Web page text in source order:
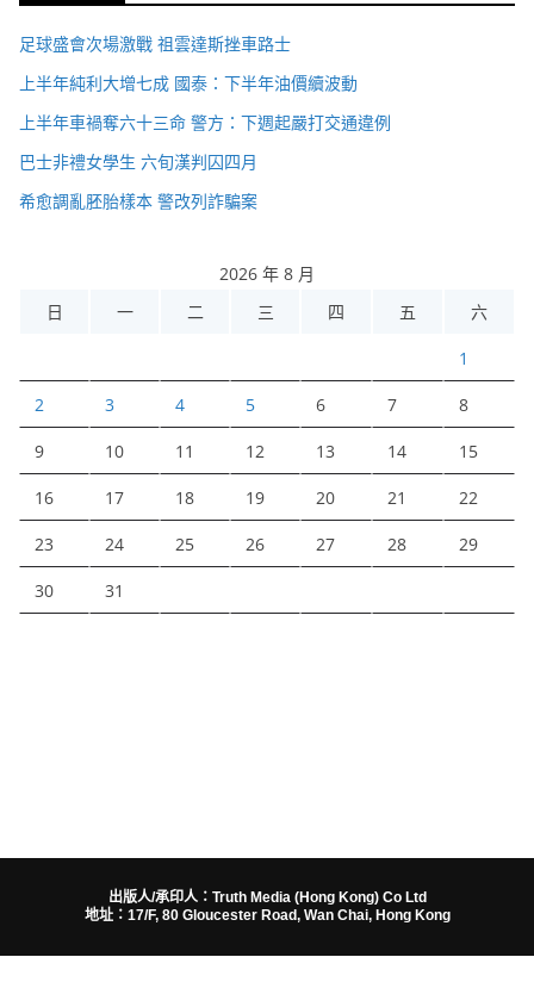
足球盛會次場激戰 祖雲達斯挫車路士
上半年純利大增七成 國泰：下半年油價續波動
上半年車禍奪六十三命 警方：下週起嚴打交通違例
巴士非禮女學生 六旬漢判囚四月
希愈調亂胚胎樣本 警改列詐騙案
2026 年 8 月
日
一 二 三 四 五 六
1
2 3 4 5 6 7 8
9 10 11 12 13 14 15
16 17 18 19 20 21 22
23 24 25 26 27 28 29
30 31
出版人/承印人：Truth Media (Hong Kong) Co Ltd
地址：17/F, 80 Gloucester Road, Wan Chai, Hong Kong